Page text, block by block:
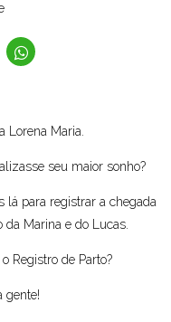
Lorena Maria.
seu maior sonho?
lá para registrar a chegada
Marina e do Lucas.
Registro de Parto?
gente!